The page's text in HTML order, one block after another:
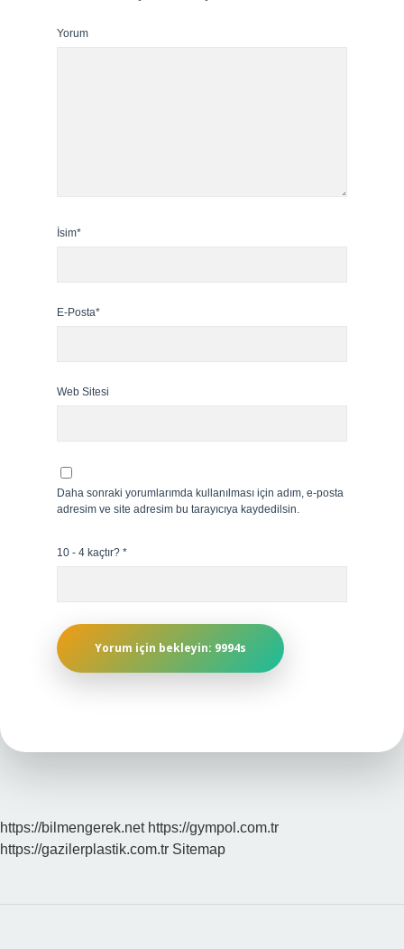
Yorum
İsim*
E-Posta*
Web Sitesi
Daha sonraki yorumlarımda kullanılması için adım, e-posta
adresim ve site adresim bu tarayıcıya kaydedilsin.
10 - 4 kaçtır? *
https://bilmengerek.net https://gympol.com.tr
https://gazilerplastik.com.tr Sitemap